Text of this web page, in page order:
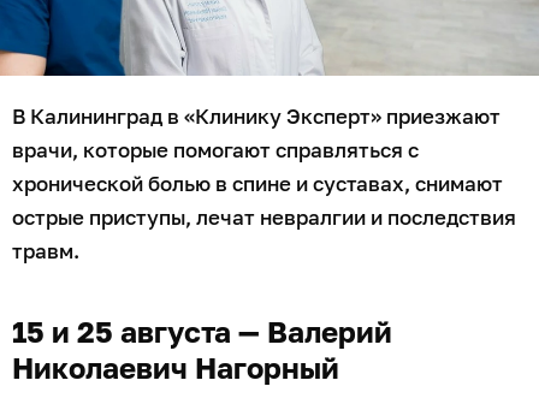
В Калининград в «Клинику Эксперт» приезжают
врачи, которые помогают справляться с
хронической болью в спине и суставах, снимают
острые приступы, лечат невралгии и последствия
травм.
15 и 25 августа — Валерий
Николаевич Нагорный